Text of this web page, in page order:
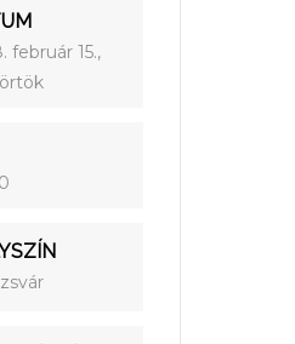
február 15.,